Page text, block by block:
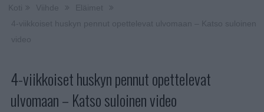
4-viikkoiset huskyn pennut opettelevat
ulvomaan – Katso suloinen video